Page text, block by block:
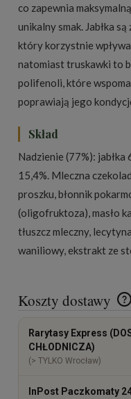
co zapewnia
unikalny smak. Jabłka
który korzystnie
natomiast truskawki to
polifenoli, które
poprawiają jego
Skład
Nadzienie (77%): jabłka
15,4%. Mleczna
proszku, błonnik
(oligofruktoza), masło
tłuszcz mleczny,
waniliowy, ekstrakt ze
Koszty dostawy
Cena nie zawiera
Rarytasy Express
CHŁODNICZA)
(> TYLKO Wrocław)
InPost Paczkomaty